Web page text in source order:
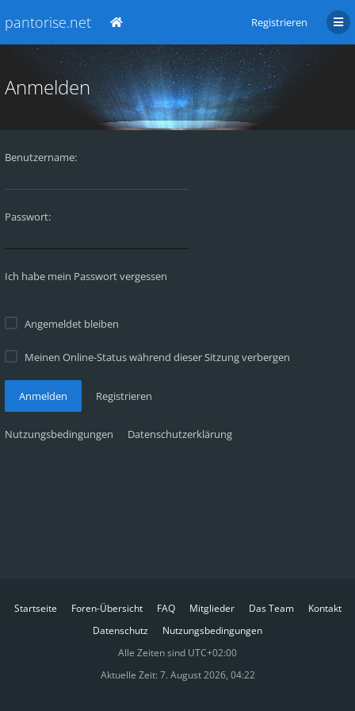
pantorise.net Registrieren
Anmelden
Benutzername:
Passwort:
Ich habe mein Passwort vergessen
Angemeldet bleiben
Meinen Online-Status während dieser Sitzung verbergen
Anmelden Registrieren
Nutzungsbedingungen Datenschutzerklärung
Startseite Foren-Übersicht FAQ Mitglieder Das Team
Kontakt
Datenschutz
Nutzungsbedingungen
Alle Zeiten sind UTC+02:00
Aktuelle Zeit: 7. August 2026, 04:22